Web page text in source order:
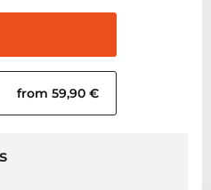
from 59,90 €